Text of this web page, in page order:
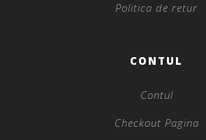
Politica de retur
CONTUL
Contul
Checkout Pagina